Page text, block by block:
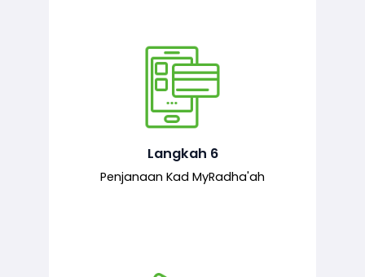
Langkah 6
Penjanaan Kad MyRadha'ah
Setelah permohonan diluluskan, kad
MyRadha’ah akan dijana.